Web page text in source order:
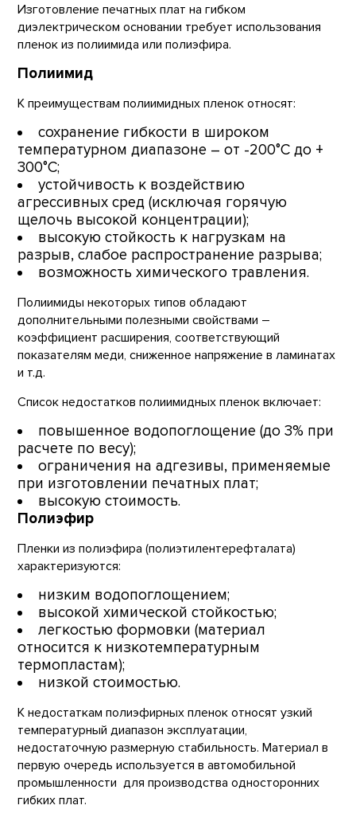
Изготовление печатных плат на гибком
диэлектрическом основании требует использования
пленок из полиимида или полиэфира.
Полиимид
К преимуществам полиимидных пленок относят:
сохранение гибкости в широком
температурном диапазоне – от -200°С до +
300°С;
устойчивость к воздействию
агрессивных сред (исключая горячую
щелочь высокой концентрации);
высокую стойкость к нагрузкам на
разрыв, слабое распространение разрыва;
возможность химического травления.
Полиимиды некоторых типов обладают
дополнительными полезными свойствами –
коэффициент расширения, соответствующий
показателям меди, сниженное напряжение в ламинатах
и т.д.
Список недостатков полиимидных пленок включает:
повышенное водопоглощение (до 3% при
расчете по весу);
ограничения на адгезивы, применяемые
при изготовлении печатных плат;
высокую стоимость.
Полиэфир
Пленки из полиэфира (полиэтилентерефталата)
характеризуются:
низким водопоглощением;
высокой химической стойкостью;
легкостью формовки (материал
относится к низкотемпературным
термопластам);
низкой стоимостью.
К недостаткам полиэфирных пленок относят узкий
температурный диапазон эксплуатации,
недостаточную размерную стабильность. Материал в
первую очередь используется в автомобильной
промышленности для производства односторонних
гибких плат.